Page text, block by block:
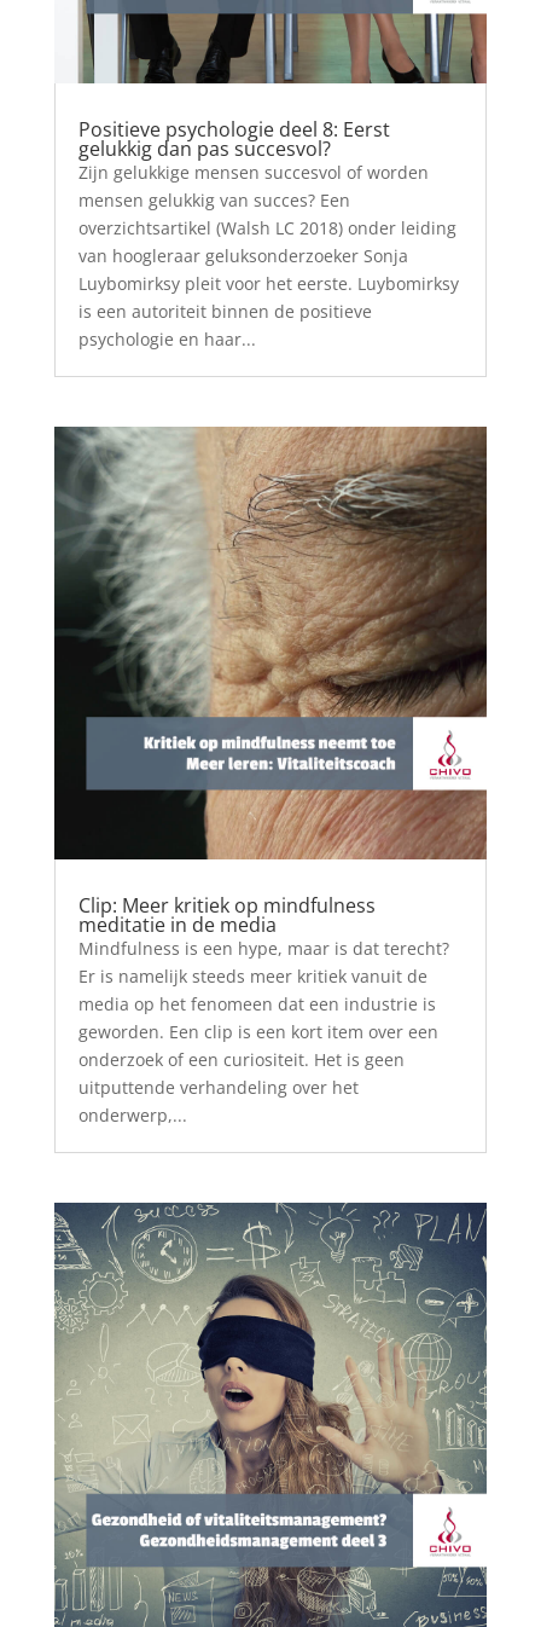
Positieve psychologie deel 8: Eerst
gelukkig dan pas succesvol?
Zijn gelukkige mensen succesvol of worden
mensen gelukkig van succes? Een
overzichtsartikel (Walsh LC 2018) onder leiding
van hoogleraar geluksonderzoeker Sonja
Luybomirksy pleit voor het eerste. Luybomirksy
is een autoriteit binnen de positieve
psychologie en haar...
Clip: Meer kritiek op mindfulness
meditatie in de media
Mindfulness is een hype, maar is dat terecht?
Er is namelijk steeds meer kritiek vanuit de
media op het fenomeen dat een industrie is
geworden. Een clip is een kort item over een
onderzoek of een curiositeit. Het is geen
uitputtende verhandeling over het
onderwerp,...